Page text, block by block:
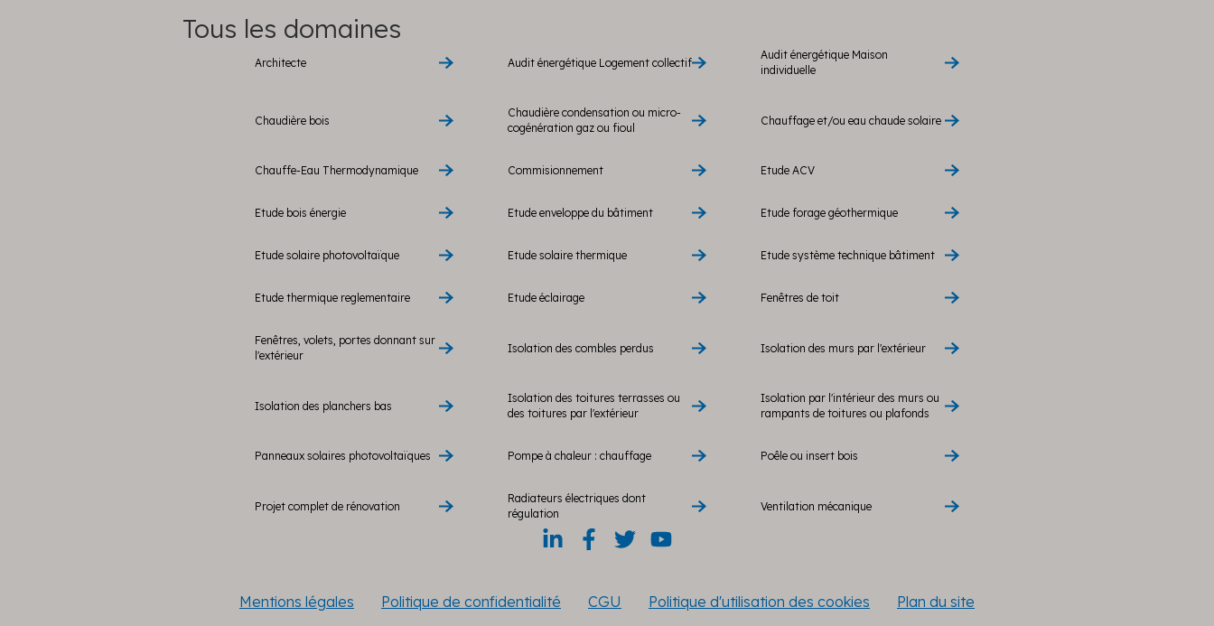
Tous les domaines
Architecte Audit énergétique Logement collectif
Audit énergétique Maison
individuelle
Chaudière bois
Chaudière condensation ou micro-
cogénération gaz ou fioul
Chauffage et/ou eau chaude solaire
Chauffe-Eau Thermodynamique Commisionnement Etude ACV
Etude bois énergie Etude enveloppe du bâtiment Etude forage géothermique
Etude solaire photovoltaïque Etude solaire thermique Etude système technique bâtiment
Etude thermique reglementaire Etude éclairage Fenêtres de toit
Fenêtres, volets, portes donnant sur
l'extérieur
Isolation des combles perdus Isolation des murs par l'extérieur
Isolation des planchers bas
Isolation des toitures terrasses ou
des toitures par l'extérieur
Isolation par l'intérieur des murs ou
rampants de toitures ou plafonds
Panneaux solaires photovoltaïques Pompe à chaleur : chauffage Poêle ou insert bois
Projet complet de rénovation
Radiateurs électriques dont
régulation
Ventilation mécanique
Mentions légales Politique de confidentialité CGU Politique d'utilisation des cookies Plan du site